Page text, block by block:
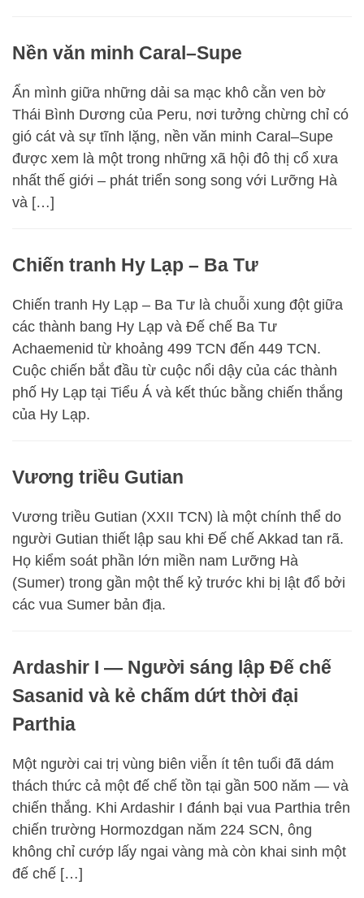
Nền văn minh Caral–Supe
Ẩn mình giữa những dải sa mạc khô cằn ven bờ
Thái Bình Dương của Peru, nơi tưởng chừng chỉ có
gió cát và sự tĩnh lặng, nền văn minh Caral–Supe
được xem là một trong những xã hội đô thị cổ xưa
nhất thế giới – phát triển song song với Lưỡng Hà
và […]
Chiến tranh Hy Lạp – Ba Tư
Chiến tranh Hy Lạp – Ba Tư là chuỗi xung đột giữa
các thành bang Hy Lạp và Đế chế Ba Tư
Achaemenid từ khoảng 499 TCN đến 449 TCN.
Cuộc chiến bắt đầu từ cuộc nổi dậy của các thành
phố Hy Lạp tại Tiểu Á và kết thúc bằng chiến thắng
của Hy Lạp.
Vương triều Gutian
Vương triều Gutian (XXII TCN) là một chính thể do
người Gutian thiết lập sau khi Đế chế Akkad tan rã.
Họ kiểm soát phần lớn miền nam Lưỡng Hà
(Sumer) trong gần một thế kỷ trước khi bị lật đổ bởi
các vua Sumer bản địa.
Ardashir I — Người sáng lập Đế chế
Sasanid và kẻ chấm dứt thời đại
Parthia
Một người cai trị vùng biên viễn ít tên tuổi đã dám
thách thức cả một đế chế tồn tại gần 500 năm — và
chiến thắng. Khi Ardashir I đánh bại vua Parthia trên
chiến trường Hormozdgan năm 224 SCN, ông
không chỉ cướp lấy ngai vàng mà còn khai sinh một
đế chế […]